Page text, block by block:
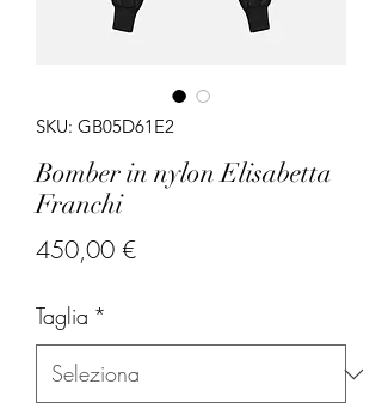
SKU: GB05D61E2
Bomber in nylon Elisabetta
Franchi
450,00 €Prezzo
Taglia *